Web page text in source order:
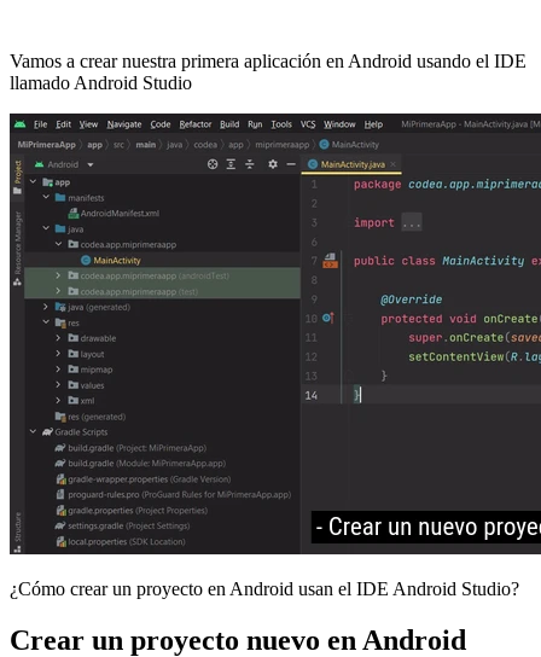
Vamos a crear nuestra primera aplicación en Android usando el IDE
llamado Android Studio
¿Cómo crear un proyecto en Android usan el IDE Android Studio?
Crear un proyecto nuevo en Android